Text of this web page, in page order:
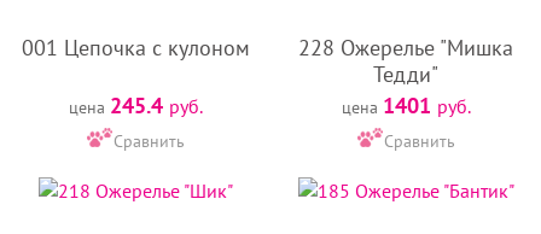
001 Цепочка с кулоном
цена 245.4 руб.
Сравнить
228 Ожерелье "Мишка
Тедди"
цена 1401 руб.
Сравнить